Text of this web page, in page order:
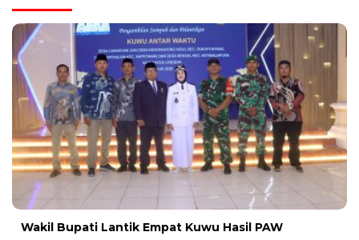
Wakil Bupati Lantik Empat Kuwu Hasil PAW